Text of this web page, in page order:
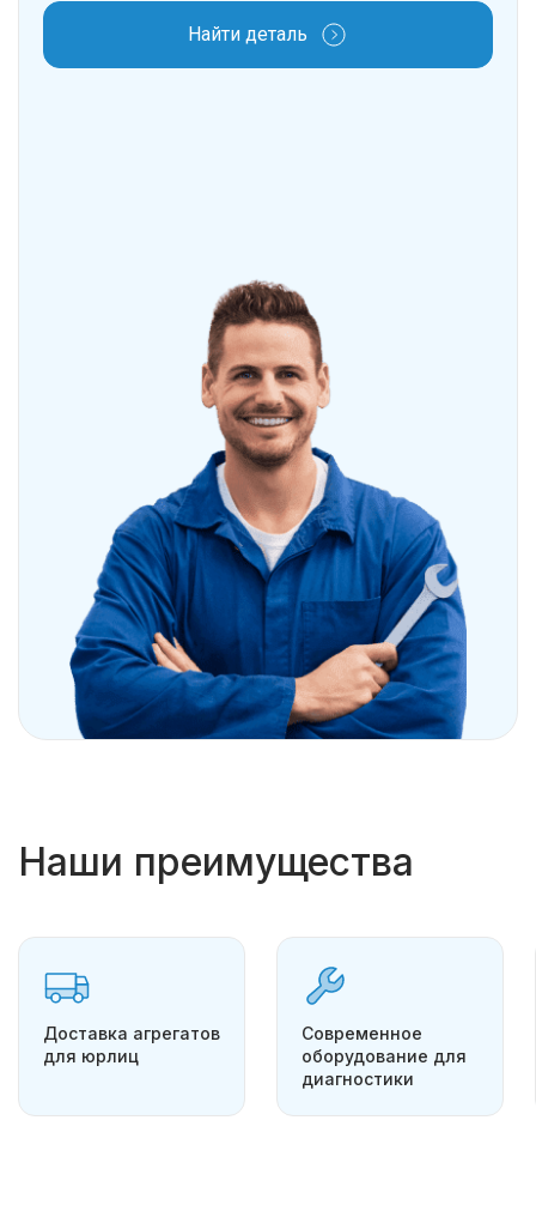
Найти деталь
Наши преимущества
Доставка агрегатов
для юрлиц
Современное
оборудование для
диагностики